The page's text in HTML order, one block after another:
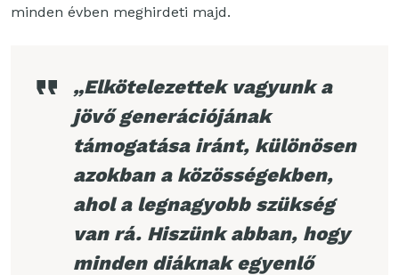
minden évben meghirdeti majd.
„Elkötelezettek vagyunk a
jövő generációjának
támogatása iránt, különösen
azokban a közösségekben,
ahol a legnagyobb szükség
van rá. Hiszünk abban, hogy
minden diáknak egyenlő